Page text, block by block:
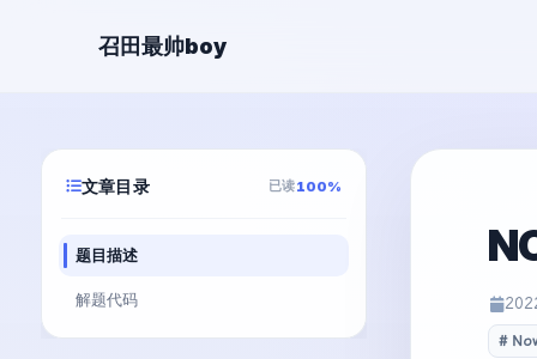
召田最帅boy
文章目录 已读100%
题目描述
解题代码